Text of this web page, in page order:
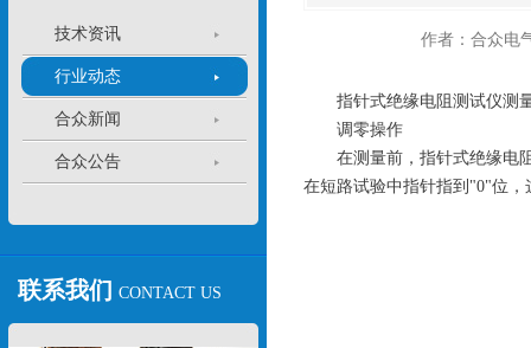
技术资讯
行业动态
合众新闻
合众公告
联系我们 CONTACT US
作者：合众电
指针式绝缘电阻测试仪测
调零操作
在测量前，指针式绝缘电阻
在短路试验中指针指到"0"位